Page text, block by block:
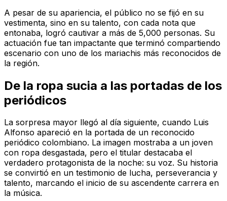
A pesar de su apariencia, el público no se fijó en su
vestimenta, sino en su talento, con cada nota que
entonaba, logró cautivar a más de 5,000 personas. Su
actuación fue tan impactante que terminó compartiendo
escenario con uno de los mariachis más reconocidos de
la región.
De la ropa sucia a las portadas de los
periódicos
La sorpresa mayor llegó al día siguiente, cuando Luis
Alfonso apareció en la portada de un reconocido
periódico colombiano. La imagen mostraba a un joven
con ropa desgastada, pero el titular destacaba el
verdadero protagonista de la noche: su voz. Su historia
se convirtió en un testimonio de lucha, perseverancia y
talento, marcando el inicio de su ascendente carrera en
la música.